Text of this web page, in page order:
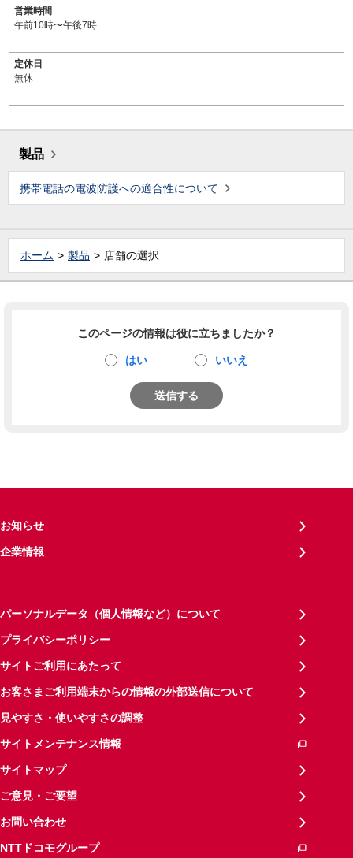
営業時間
午前10時〜午後7時
定休日
無休
製品
携帯電話の電波防護への適合性について
ホーム 製品 店舗の選択
このページの情報は役に立ちましたか？
はい いいえ
送信する
お知らせ
企業情報
パーソナルデータ（個人情報など）について
プライバシーポリシー
サイトご利用にあたって
お客さまご利用端末からの情報の外部送信について
見やすさ・使いやすさの調整
サイトメンテナンス情報
サイトマップ
ご意見・ご要望
お問い合わせ
NTTドコモグループ